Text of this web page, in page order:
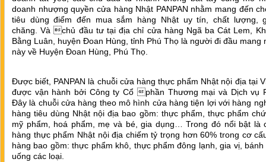
doanh nhượng quyền cửa hàng Nhật PANPAN nhằm mang đến
tiêu dùng điểm đến mua sắm hàng Nhật uy tín, chất lượng,
chăng. Và chủ đầu tư tại địa chỉ cửa hàng Ngã ba Cát Lem,
Bằng Luân, huyện Đoan Hùng, tỉnh Phú Thọ là người đi đầu mang
này về Huyện Đoan Hùng, Phú Thọ.
Được biết, PANPAN là chuỗi cửa hàng thực phẩm Nhật nội địa tại
được vận hành bởi Công ty Cổ phần Thương mại và Dịch vụ
Đây là chuỗi cửa hàng theo mô hình cửa hàng tiện lợi với hàng
hàng tiêu dùng Nhật nội địa bao gồm: thực phẩm, thực phẩm
mỹ phẩm, hoá phẩm, mẹ và bé, gia dụng… Trong đó nổi bật là
hàng thực phẩm Nhật nội địa chiếm tỷ trọng hơn 60% trong cơ
hàng bao gồm: thực phẩm khô, thực phẩm đông lạnh, gia vị, bánh
uống các loại.